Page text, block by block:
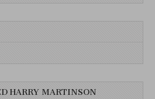
HARRY MARTINSON